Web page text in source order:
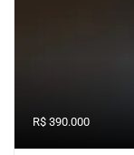
R$ 390.000